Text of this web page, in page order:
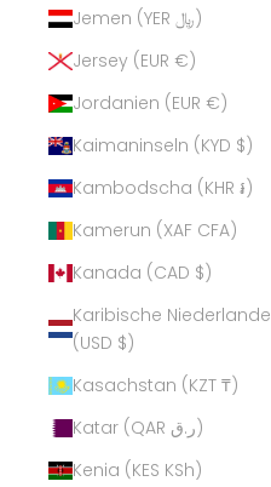
Jemen (YER ﷼)
Jersey (EUR €)
Jordanien (EUR €)
Kaimaninseln (KYD $)
Kambodscha (KHR ៛)
Kamerun (XAF CFA)
Kanada (CAD $)
Karibische Niederlande
(USD $)
Kasachstan (KZT ₸)
Katar (QAR ر.ق)
Kenia (KES KSh)